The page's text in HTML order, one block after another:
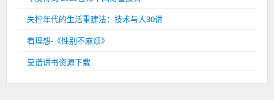
失控年代的生活重建法：技术与人30讲
看理想-《性别不麻烦》
靠谱讲书资源下载